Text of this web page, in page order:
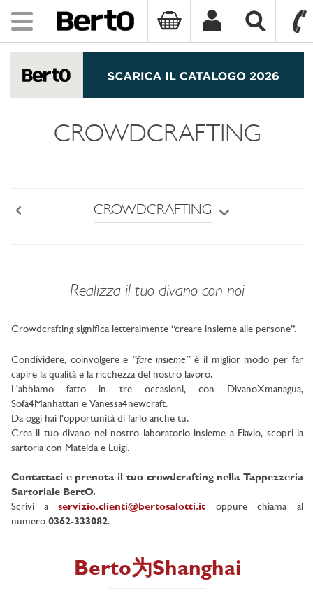
Toggle
navigation
CROWDCRAFTING
CROWDCRAFTING
Realizza il tuo divano con noi
Crowdcrafting significa letteralmente “creare insieme alle persone”.
Condividere, coinvolgere e “fare insieme”è il miglior modo per far
capire la qualità e la ricchezza del nostro lavoro.
L'abbiamo fatto in tre occasioni, con DivanoXmanagua,
Sofa4Manhattan e Vanessa4newcraft.
Da oggi hai l'opportunità di farlo anche tu.
Crea il tuo divano nel nostro laboratorio insieme a Flavio, scopri la
sartoria con Matelda e Luigi.
Contattaci e prenota il tuo crowdcrafting nella Tappezzeria
Sartoriale BertO.
Scrivi a servizio.clienti@bertosalotti.it oppure chiama al
numero 0362-333082.
Berto为Shanghai